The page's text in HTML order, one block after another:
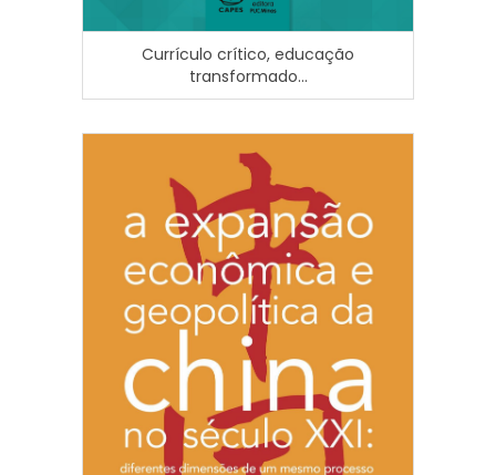
Currículo crítico, educação
transformado...